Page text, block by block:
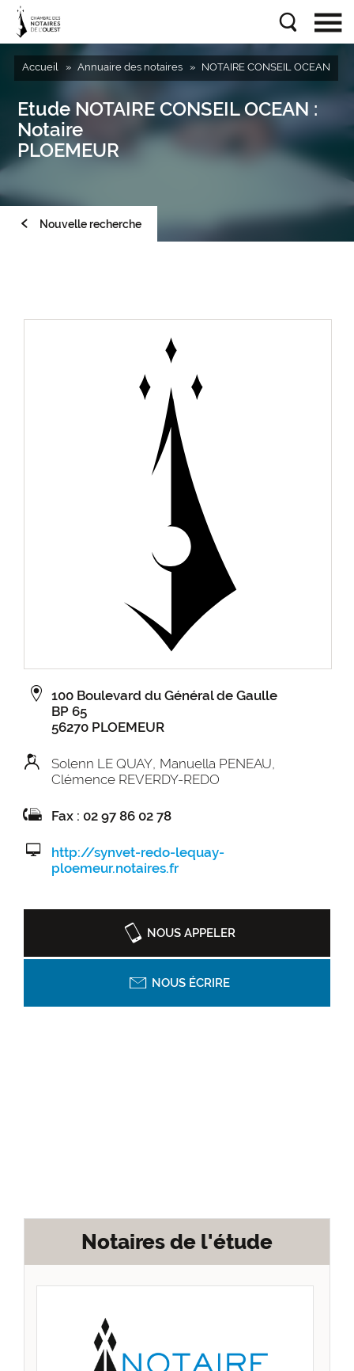
Accueil Annuaire des notaires NOTAIRE CONSEIL OCEAN
Etude NOTAIRE CONSEIL OCEAN :
Notaire
PLOEMEUR
Nouvelle recherche
100 Boulevard du Général de Gaulle
BP 65
56270 PLOEMEUR
Solenn LE QUAY Manuella PENEAU
Clémence REVERDY-REDO
Fax : 02 97 86 02 78
http://synvet-redo-lequay-
ploemeur.notaires.fr
NOUS APPELER
NOUS ÉCRIRE
Notaires de l'étude